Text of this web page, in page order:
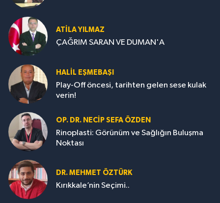
ATILA YILMAZ
ÇAĞRIM SARAN VE DUMAN'A
HALIL EŞMEBAŞI
Play-Off öncesi, tarihten gelen sese kulak
verin!
OP. DR. NECIP SEFA ÖZDEN
Rinoplasti: Görünüm ve Sağlığın Buluşma
Noktası
DR. MEHMET ÖZTÜRK
Kırıkkale’nin Seçimi..